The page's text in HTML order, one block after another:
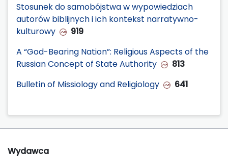
Stosunek do samobójstwa w wypowiedziach
autorów biblijnych i ich kontekst narratywno-
kulturowy
919
A “God-Bearing Nation”: Religious Aspects of the
Russian Concept of State Authority
813
Bulletin of Missiology and Religiology
641
Wydawca